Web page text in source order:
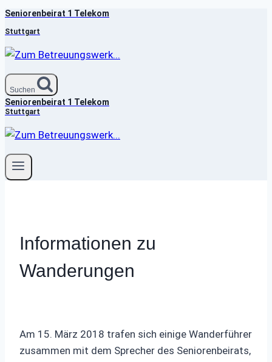
Zum
Inhalt
springen
Seniorenbeirat 1 Telekom
Stuttgart
Suchen
Seniorenbeirat 1 Telekom
Stuttgart
Informationen zu
Wanderungen
Am 15. März 2018 trafen sich einige Wanderführer
zusammen mit dem Sprecher des Seniorenbeirats,